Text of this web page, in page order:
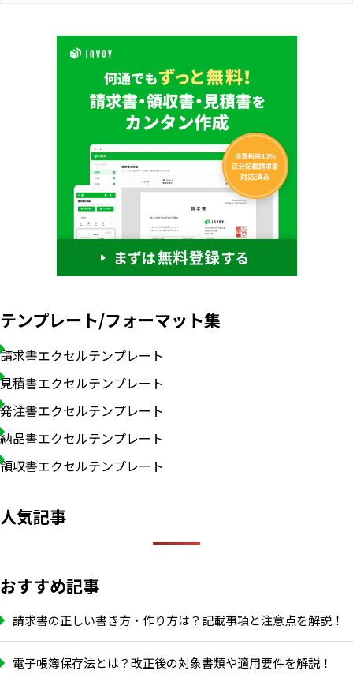
テンプレート/フォーマット集
請求書エクセルテンプレート
見積書エクセルテンプレート
発注書エクセルテンプレート
納品書エクセルテンプレート
領収書エクセルテンプレート
人気記事
おすすめ記事
請求書の正しい書き方・作り方は？記載事項と注意点を解説！
電子帳簿保存法とは？改正後の対象書類や適用要件を解説！